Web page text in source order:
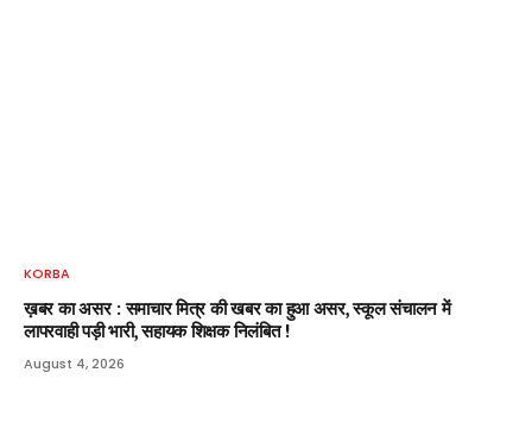
KORBA
ख़बर का असर : समाचार मित्र की खबर का हुआ असर, स्कूल संचालन में
लापरवाही पड़ी भारी, सहायक शिक्षक निलंबित !
August 4, 2026